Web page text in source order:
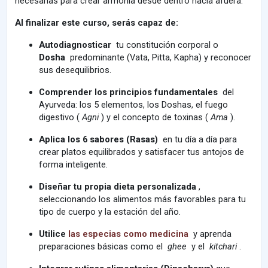
Al finalizar este curso, serás capaz de:
Autodiagnosticar tu constitución corporal o
Dosha predominante (Vata, Pitta, Kapha) y reconocer
sus desequilibrios.
Comprender los principios fundamentales del
Ayurveda: los 5 elementos, los Doshas, ​​el fuego
digestivo (Agni) y el concepto de toxinas (Ama ).
Aplica los 6 sabores (Rasas) en tu día a día para
crear platos equilibrados y satisfacer tus antojos de
forma inteligente.
Diseñar tu propia dieta personalizada ,
seleccionando los alimentos más favorables para tu
tipo de cuerpo y la estación del año.
Utilice las especias como medicina y aprenda
preparaciones básicas como el ghee y el kitchari.